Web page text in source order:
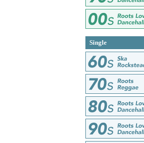
Single